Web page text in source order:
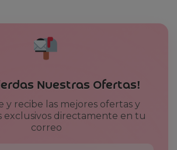
Nuestras Ofertas!
y recibe las mejores ofertas y
exclusivos directamente en tu
correo